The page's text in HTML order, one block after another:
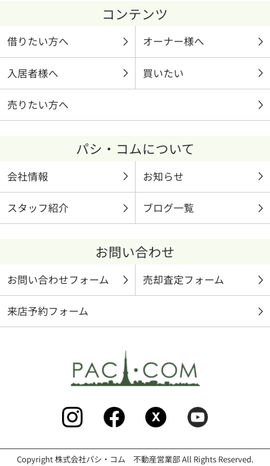
コンテンツ
借りたい方へ オーナー様へ
入居者様へ 買いたい
売りたい方へ
パシ・コムについて
会社情報 お知らせ
スタッフ紹介 ブログ一覧
お問い合わせ
お問い合わせフォーム 売却査定フォーム
来店予約フォーム
Copyright 株式会社パシ・コム 不動産営業部 All Rights Reserved.